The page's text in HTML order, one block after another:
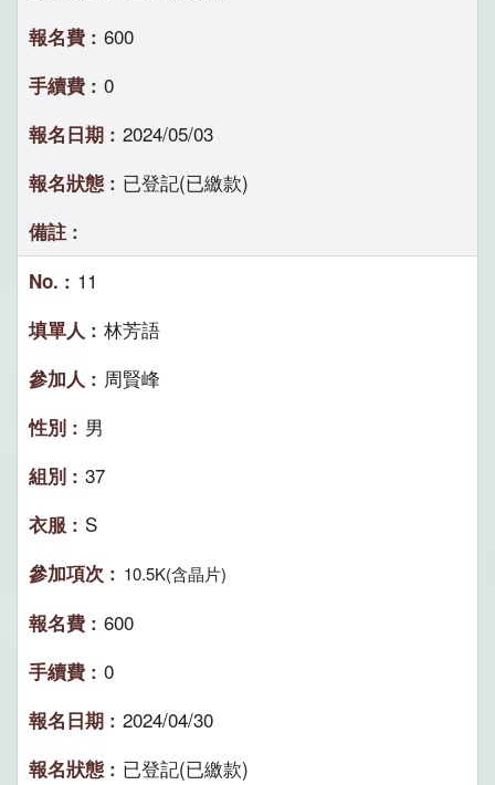
600
0
2024/05/03
已登記(已繳款)
11
林芳語
周賢峰
男
37
S
10.5K(含晶片)
600
0
2024/04/30
已登記(已繳款)